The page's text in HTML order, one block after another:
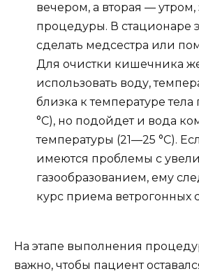
вечером, а вторая — утром,
процедуры. В стационаре
сделать медсестра или
Для очистки кишечника
использовать воду,
близка к температуре
°C), но подойдет и вода
температуры (21—25 °C).
имеются проблемы с
газообразованием, ему
курс приема ветрогонных
На этапе выполнения
важно, чтобы пациент